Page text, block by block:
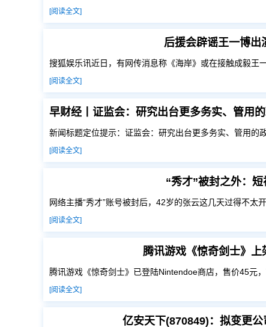
[阅读全文]
后援会辟谣王一博
搜狐娱乐讯近日，有网传消息称《海岸》或在接触成毅王
[阅读全文]
新闻标题定位提示：证监会：研究出台更多务实、管用的
[阅读全文]
“秀才”被封之外：
网络主播“秀才”账号被封后，42岁的张云这几天过得不太
[阅读全文]
腾讯游戏《惊奇剑士》
腾讯游戏《惊奇剑士》已登陆Nintendoe商店，售价45元
[阅读全文]
亿安天下(870849)：拟变更